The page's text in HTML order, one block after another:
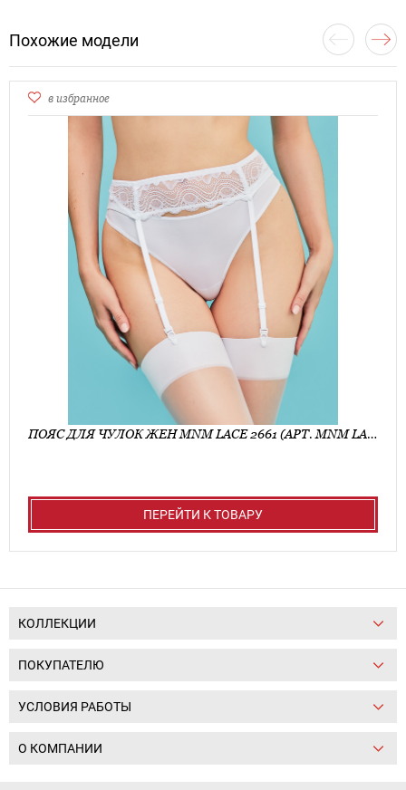
Похожие модели
в избранное
ПОЯС ДЛЯ ЧУЛОК ЖЕН MNM LACE 2661 (АРТ. MNM LACE 2661)
ПЕРЕЙТИ К ТОВАРУ
КОЛЛЕКЦИИ
ПОКУПАТЕЛЮ
УСЛОВИЯ РАБОТЫ
О КОМПАНИИ